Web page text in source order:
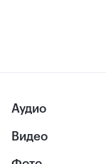
Аудио
Видео